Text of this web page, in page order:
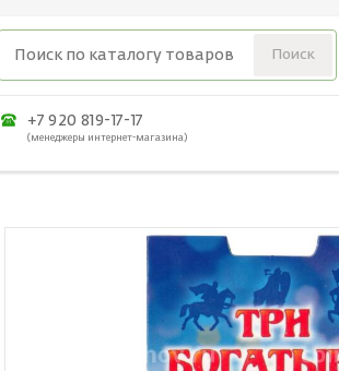
+7 920 819-17-17
(менеджеры интернет-магазина)